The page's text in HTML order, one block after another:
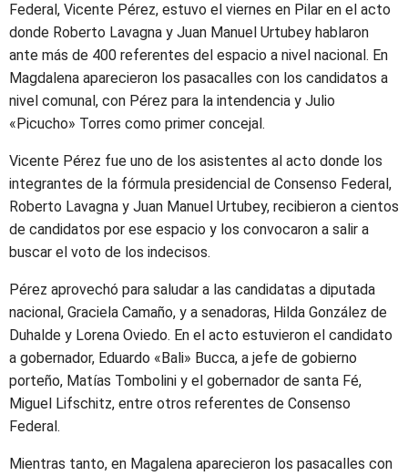
Federal, Vicente Pérez, estuvo el viernes en Pilar en el acto
donde Roberto Lavagna y Juan Manuel Urtubey hablaron
ante más de 400 referentes del espacio a nivel nacional. En
Magdalena aparecieron los pasacalles con los candidatos a
nivel comunal, con Pérez para la intendencia y Julio
«Picucho» Torres como primer concejal.
Vicente Pérez fue uno de los asistentes al acto donde los
integrantes de la fórmula presidencial de Consenso Federal,
Roberto Lavagna y Juan Manuel Urtubey, recibieron a cientos
de candidatos por ese espacio y los convocaron a salir a
buscar el voto de los indecisos.
Pérez aprovechó para saludar a las candidatas a diputada
nacional, Graciela Camaño, y a senadoras, Hilda González de
Duhalde y Lorena Oviedo. En el acto estuvieron el candidato
a gobernador, Eduardo «Bali» Bucca, a jefe de gobierno
porteño, Matías Tombolini y el gobernador de santa Fé,
Miguel Lifschitz, entre otros referentes de Consenso
Federal.
Mientras tanto, en Magalena aparecieron los pasacalles con